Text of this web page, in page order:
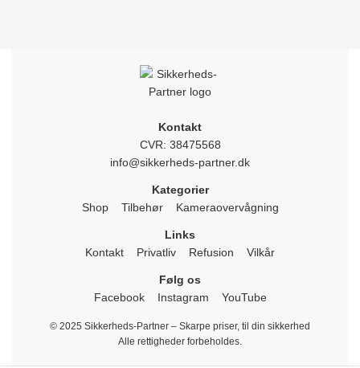
Kontakt
CVR: 38475568
info@sikkerheds-partner.dk
Kategorier
Shop
Tilbehør Kameraovervågning
Links
Kontakt
Privatliv Refusion Vilkår
Følg os
Facebook
Instagram YouTube
© 2025 Sikkerheds-Partner – Skarpe priser, til din sikkerhed
Alle rettigheder forbeholdes.